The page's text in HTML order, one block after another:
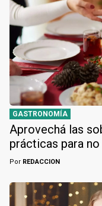
GASTRONOMÍA
Aprovechá las
prácticas para
Por REDACCION